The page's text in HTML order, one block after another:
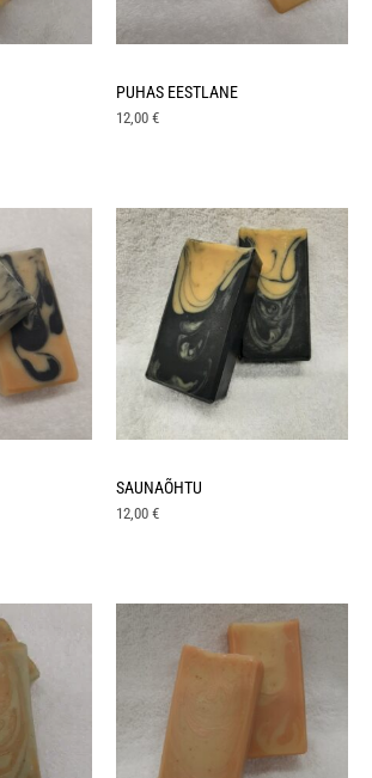
PUHAS EESTLANE
12,00 €
SAUNAÕHTU
12,00 €